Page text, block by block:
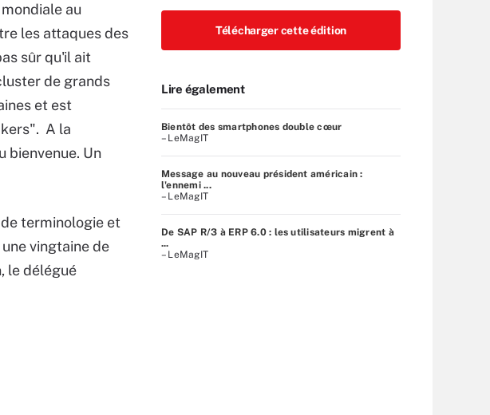
au
les attaques des
sûr qu'il ait
de grands
et est
A la
bienvenue. Un
terminologie et
vingtaine de
le délégué
Télécharger cette édition
Lire également
Bientôt des smartphones double cœur
– LeMagIT
Message au nouveau président américain :
l'ennemi ...
– LeMagIT
De SAP R/3 à ERP 6.0 : les utilisateurs migrent à
...
– LeMagIT